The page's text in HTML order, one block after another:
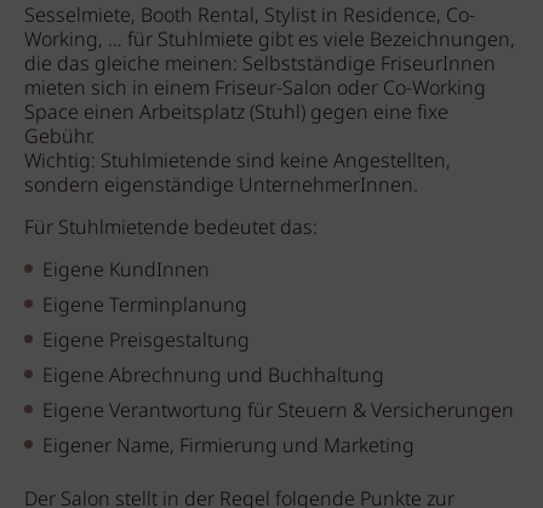
Sesselmiete, Booth Rental, Stylist in Residence, Co-
Working, … für Stuhlmiete gibt es viele Bezeichnungen,
die das gleiche meinen: Selbstständige FriseurInnen
mieten sich in einem Friseur-Salon oder Co-Working
Space einen Arbeitsplatz (Stuhl) gegen eine fixe
Gebühr.
Wichtig: Stuhlmietende sind keine Angestellten,
sondern eigenständige UnternehmerInnen.
Für Stuhlmietende bedeutet das:
Eigene KundInnen
Eigene Terminplanung
Eigene Preisgestaltung
Eigene Abrechnung und Buchhaltung
Eigene Verantwortung für Steuern & Versicherungen
Eigener Name, Firmierung und Marketing
Der Salon stellt in der Regel folgende Punkte zur